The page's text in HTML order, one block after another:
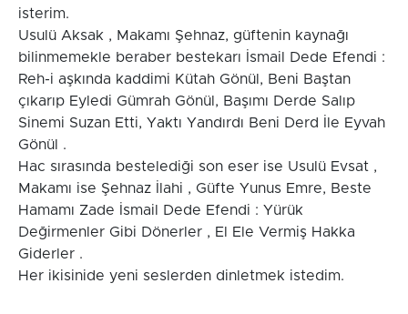
isterim.
Usulü Aksak , Makamı Şehnaz, güftenin kaynağı
bilinmemekle beraber bestekarı İsmail Dede Efendi :
Reh-i aşkında kaddimi Kütah Gönül, Beni Baştan
çıkarıp Eyledi Gümrah Gönül, Başımı Derde Salıp
Sinemi Suzan Etti, Yaktı Yandırdı Beni Derd İle Eyvah
Gönül .
Hac sırasında bestelediği son eser ise Usulü Evsat ,
Makamı ise Şehnaz İlahi , Güfte Yunus Emre, Beste
Hamamı Zade İsmail Dede Efendi : Yürük
Değirmenler Gibi Dönerler , El Ele Vermiş Hakka
Giderler .
Her ikisinide yeni seslerden dinletmek istedim.